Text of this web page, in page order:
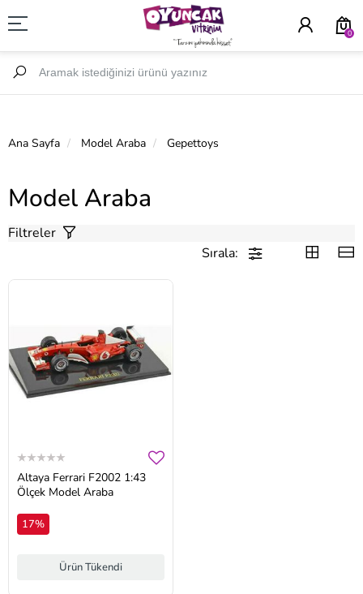
0
Ana Sayfa Model Araba Gepettoys
Model Araba
Filtreler
Sırala:
Altaya Ferrari F2002 1:43
Ölçek Model Araba
17%
Ürün Tükendi